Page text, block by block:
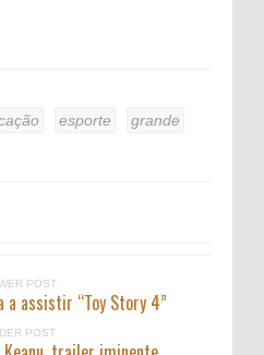
esporte
grande
POST
a assistir “Toy Story 4”
POST